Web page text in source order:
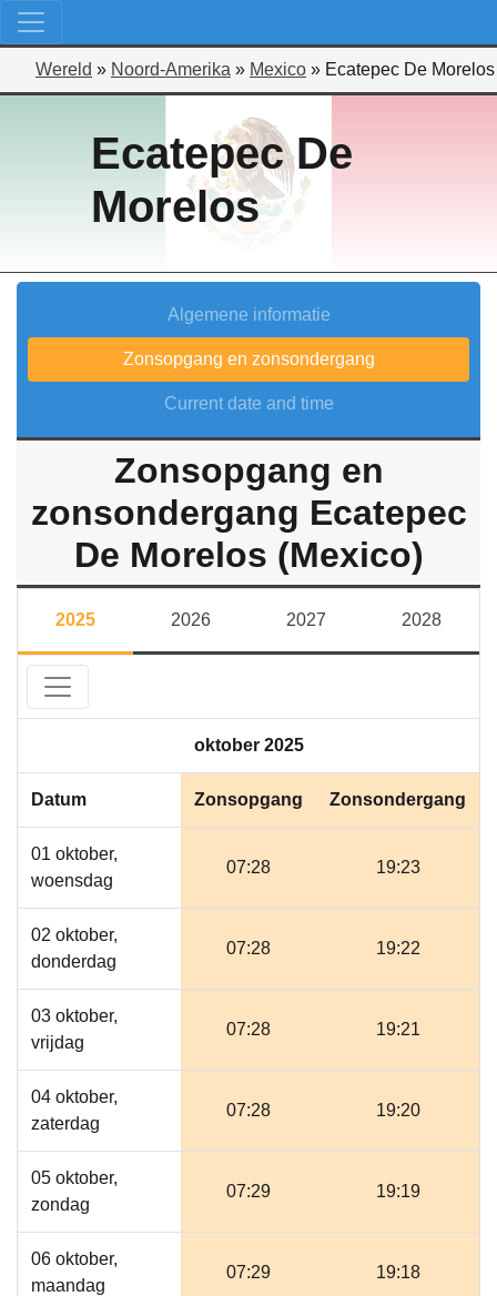
Wereld » Noord-Amerika » Mexico » Ecatepec De Morelos
Ecatepec De
Morelos
Algemene informatie
Zonsopgang en zonsondergang
Current date and time
Zonsopgang en
zonsondergang Ecatepec
De Morelos (Mexico)
2025 2026 2027 2028
oktober 2025
Datum Zonsopgang Zonsondergang
01 oktober,
woensdag
07:28 19:23
02 oktober,
donderdag
07:28 19:22
03 oktober,
vrijdag
07:28 19:21
04 oktober,
zaterdag
07:28 19:20
05 oktober,
zondag
07:29 19:19
06 oktober,
maandag
07:29 19:18